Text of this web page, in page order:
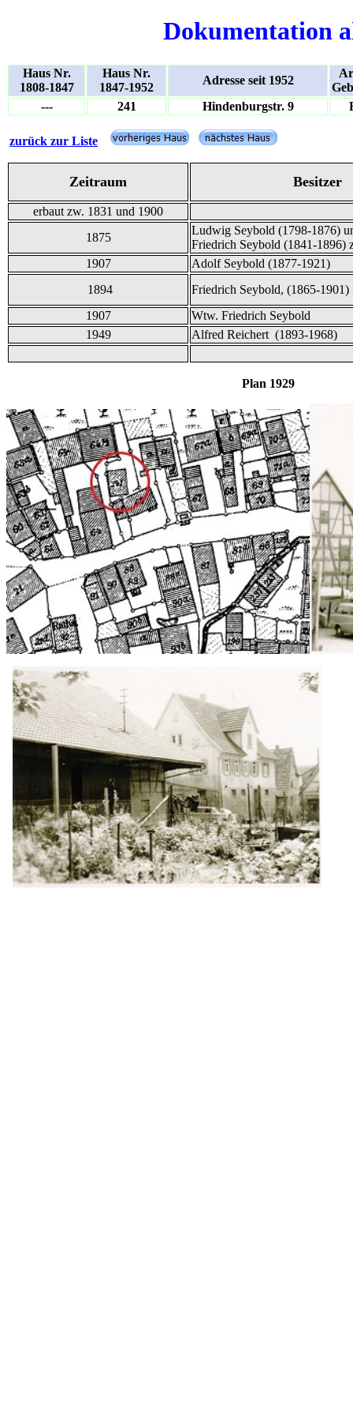
Dokumentation
Haus Nr.
1808-1847
Haus Nr.
1847-1952
Adresse seit 1952
---
241 Hindenburgstr. 9
zurück zur Liste
Zeitraum Besitzer
erbaut zw. 1831 und 1900
1875
Ludwig Seybold (1798-1876)
Friedrich Seybold (1841-1896)
1907
Adolf Seybold (1877-1921)
1894
Friedrich Seybold, (1865-
1907
Wtw. Friedrich Seybold
1949
Alfred Reichert (1893-1968)
Plan 1929